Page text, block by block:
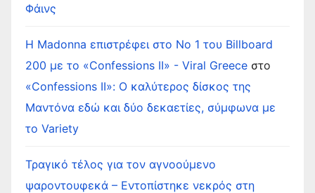
Φάινς
Η Madonna επιστρέφει στο Νο 1 του Billboard
200 με το «Confessions II» - Viral Greece στο
«Confessions II»: Ο καλύτερος δίσκος της
Μαντόνα εδώ και δύο δεκαετίες, σύμφωνα με
το Variety
Τραγικό τέλος για τον αγνοούμενο
ψαροντουφεκά – Εντοπίστηκε νεκρός στη